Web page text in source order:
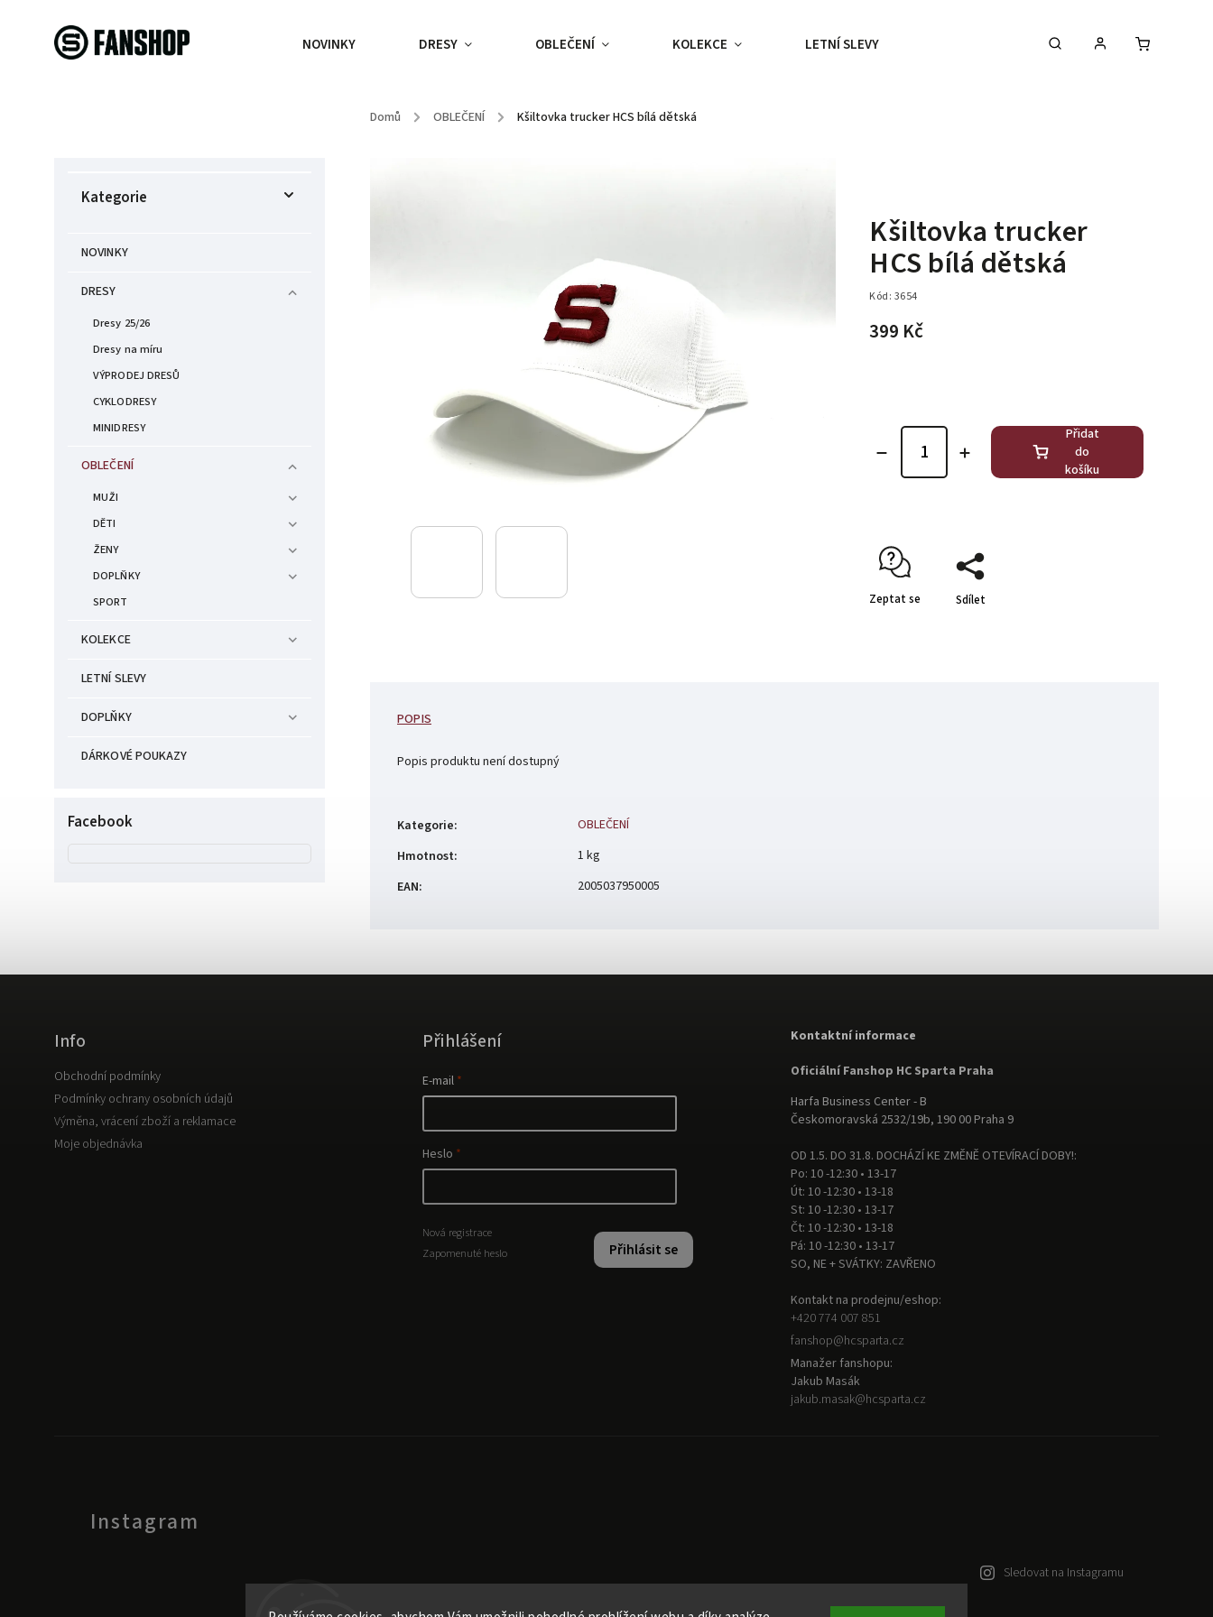
NOVINKY DRESY OBLEČENÍ KOLEKCE LETNÍ SLEVY DÁRKOVÉ POUKAZY
Domů / OBLEČENÍ / Kšiltovka trucker HCS bílá dětská
Kategorie
NOVINKY
DRESY
Dresy 25/26
Dresy na míru
VÝPRODEJ DRESŮ
CYKLODRESY
MINIDRESY
OBLEČENÍ
MUŽI
DĚTI
ŽENY
DOPLŇKY
SPORT
KOLEKCE
LETNÍ SLEVY
DOPLŇKY
DÁRKOVÉ POUKAZY
Facebook
Kšiltovka trucker
HCS bílá dětská
Kód: 3654
399 Kč
Přidat
do
košíku
Zeptat se Sdílet
POPIS
Popis produktu není dostupný
Kategorie:
OBLEČENÍ
Hmotnost:
1 kg
EAN: 2005037950005
Instagram
Sledovat na Instagramu
Info
Obchodní podmínky
Podmínky ochrany osobních údajů
Výměna, vrácení zboží a reklamace
Moje objednávka
Přihlášení
E-mail
Heslo
Přihlásit se
Nová registrace
Zapomenuté heslo
Kontaktní informace
Oficiální Fanshop HC Sparta Praha
Harfa Business Center - B
Českomoravská 2532/19b, 190 00 Praha 9
OD 1.5. DO 31.8. DOCHÁZÍ KE ZMĚNĚ OTEVÍRACÍ DOBY!:
Po: 10 -12:30 • 13-17
Út: 10 -12:30 • 13-18
St: 10 -12:30 • 13-17
Čt: 10 -12:30 • 13-18
Pá: 10 -12:30 • 13-17
SO, NE + SVÁTKY: ZAVŘENO
Kontakt na prodejnu/eshop:
+420 774 007 851
fanshop@hcsparta.cz
Manažer fanshopu:
Jakub Masák
jakub.masak@hcsparta.cz